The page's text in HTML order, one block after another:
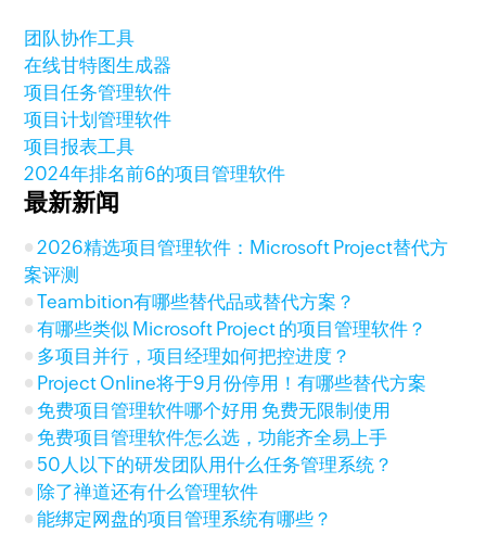
团队协作工具
在线甘特图生成器
项目任务管理软件
项目计划管理软件
项目报表工具
2024年排名前6的项目管理软件
最新新闻
2026精选项目管理软件：Microsoft Project替代方
案评测
Teambition有哪些替代品或替代方案？
有哪些类似 Microsoft Project 的项目管理软件？
多项目并行，项目经理如何把控进度？
Project Online将于9月份停用！有哪些替代方案
免费项目管理软件哪个好用 免费无限制使用
免费项目管理软件怎么选，功能齐全易上手
50人以下的研发团队用什么任务管理系统？
除了禅道还有什么管理软件
能绑定网盘的项目管理系统有哪些？